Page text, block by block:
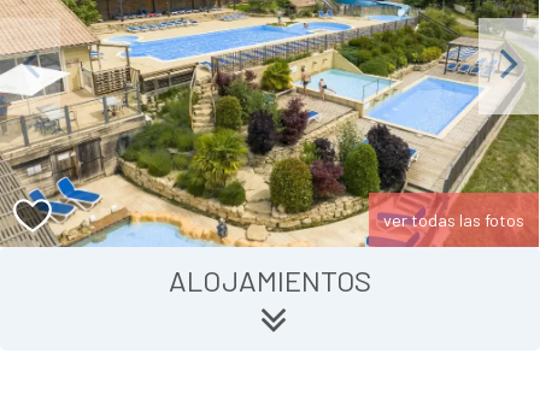
Next
ver todas las fotos
ALOJAMIENTOS